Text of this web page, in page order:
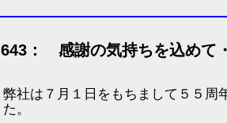
643： 感謝の気持ちを込めて
弊社は７月１日をもちまして５５周
た。